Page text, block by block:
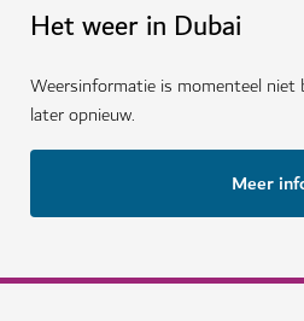
Het weer in Dubai
Weersinformatie is momenteel niet
later opnieuw.
Meer